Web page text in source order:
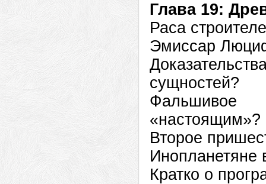
Глава 19:
Раса
Эмиссар
сущностей?
Фальшивое
«настоящим»?
Второе
Инопланетяне
Кратко о